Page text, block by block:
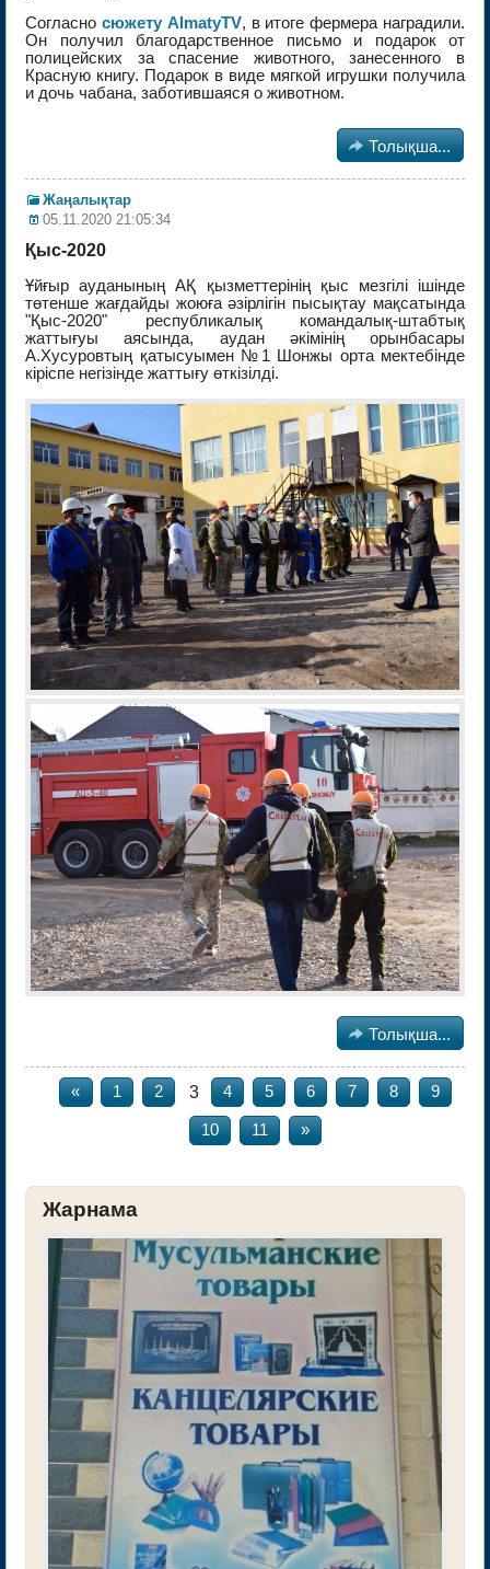
Согласно сюжету AlmatyTV, в итоге фермера наградили.
Он получил благодарственное письмо и подарок от
полицейских за спасение животного, занесенного в
Красную книгу. Подарок в виде мягкой игрушки получила
и дочь чабана, заботившаяся о животном.
 Толықша...
Жаңалықтар
05.11.2020 21:05:34
Қыс-2020
Ұйғыр ауданының АҚ қызметтерінің қыс мезгілі ішінде
төтенше жағдайды жоюға әзірлігін пысықтау мақсатында
"Қыс-2020" республикалық командалық-штабтық
жаттығуы аясында, аудан әкімінің орынбасары
А.Хусуровтың қатысуымен №1 Шонжы орта мектебінде
кіріспе негізінде жаттығу өткізілді.
 Толықша...
« 1 2 3 4 5 6 7 8 9
10 11 »
Жарнама